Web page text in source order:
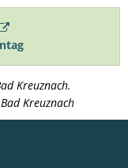
Kreuznach.
Kreuznach